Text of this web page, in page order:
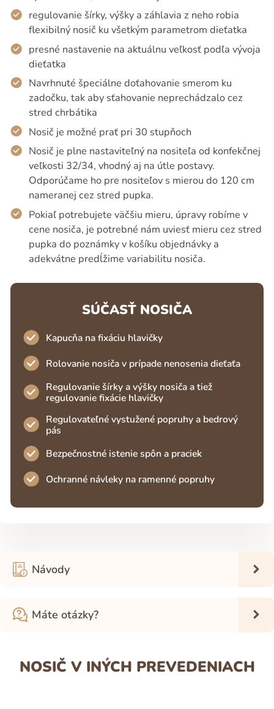
regulovanie šírky, výšky a záhlavia z neho robia
flexibilný nosič ku všetkým parametrom dieťatka
presné nastavenie na aktuálnu veľkosť podľa vývoja
dieťatka
Navrhnuté špeciálne doťahovanie smerom ku
zadočku, tak aby sťahovanie neprechádzalo cez
stred chrbátika
Nosič je možné prať pri 30 stupňoch
Nosič je plne nastaviteľný na nositeľa od konfekčnej
veľkosti 32/34, vhodný aj na útle postavy.
Odporúčame ho pre nositeľov s mierou do 120 cm
nameranej cez stred pupka.
Pokiaľ potrebujete väčšiu mieru, úpravy robíme v
cene nosiča, je potrebné nám uviesť mieru cez stred
pupka do poznámky v košíku objednávky a
adekvátne predĺžime variabilitu nosiča.
SÚČASŤ NOSIČA
Kapucňa na fixáciu hlavičky
Rolovanie nosiča v prípade nenosenia dieťaťa
Regulovanie šírky a výšky nosiča a tiež
regulovanie fixácie hlavičky
Regulovateľné vystužené popruhy a bedrový
pás
Bezpečnostné istenie spôn a praciek
Ochranné návleky na ramenné popruhy
Návody
Máte otázky?
NOSIČ V INÝCH PREVEDENIACH